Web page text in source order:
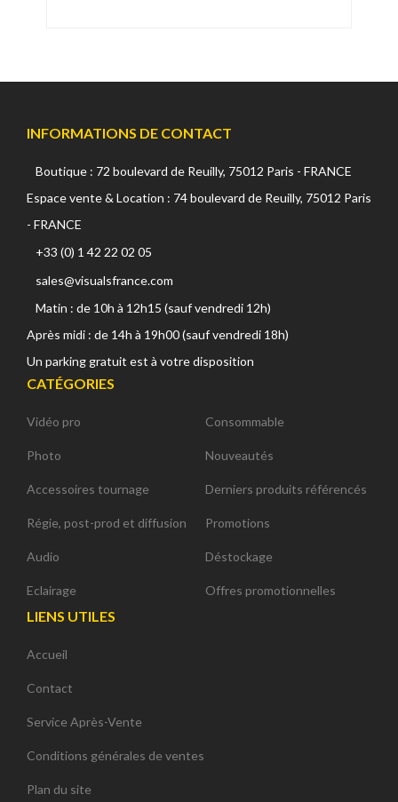
INFORMATIONS DE CONTACT
Boutique : 72 boulevard de Reuilly, 75012 Paris - FRANCE
Espace vente & Location : 74 boulevard de Reuilly, 75012 Paris
- FRANCE
+33 (0) 1 42 22 02 05
sales@visualsfrance.com
Matin : de 10h à 12h15 (sauf vendredi 12h)
Après midi : de 14h à 19h00 (sauf vendredi 18h)
Un parking gratuit est à votre disposition
CATÉGORIES
Vidéo pro
Photo
Accessoires tournage
Régie, post-prod et diffusion
Audio
Eclairage
Consommable
Nouveautés
Derniers produits référencés
Promotions
Déstockage
Offres promotionnelles
LIENS UTILES
Accueil
Contact
Service Après-Vente
Conditions générales de ventes
Plan du site